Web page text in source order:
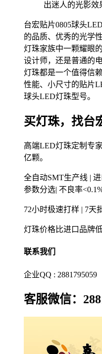
出迷人的光影效
台宏贴片0805球头
的品质、优秀的光学
灯珠家族中一颗耀眼
设计师，还是普通的
灯珠都是一个值得信
性能、小尺寸的贴片
球头LED灯珠型号。
买灯珠，找台
高端LED灯珠定制专
亿颗。
全自动SMT生产线 |
参数分选| 不良率
72小时极速打样 | 7天
灯珠价格比进口品牌
联系我们
企业QQ : 2881795059
客服微信：